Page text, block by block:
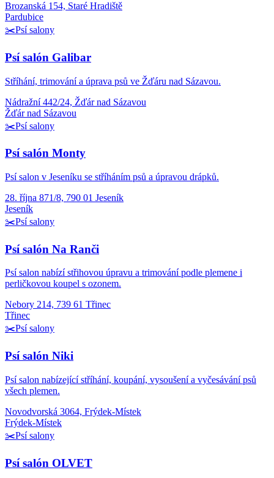
Brozanská 154, Staré Hradiště
Pardubice
✂️Psí salony
Psí salón Galibar
Stříhání, trimování a úprava psů ve Žďáru nad Sázavou.
Nádražní 442/24, Žďár nad Sázavou
Žďár nad Sázavou
✂️Psí salony
Psí salón Monty
Psí salon v Jeseníku se stříháním psů a úpravou drápků.
28. října 871/8, 790 01 Jeseník
Jeseník
✂️Psí salony
Psí salón Na Ranči
Psí salon nabízí střihovou úpravu a trimování podle plemene i
perličkovou koupel s ozonem.
Nebory 214, 739 61 Třinec
Třinec
✂️Psí salony
Psí salón Niki
Psí salon nabízející stříhání, koupání, vysoušení a vyčesávání psů
všech plemen.
Novodvorská 3064, Frýdek-Místek
Frýdek-Místek
✂️Psí salony
Psí salón OLVET